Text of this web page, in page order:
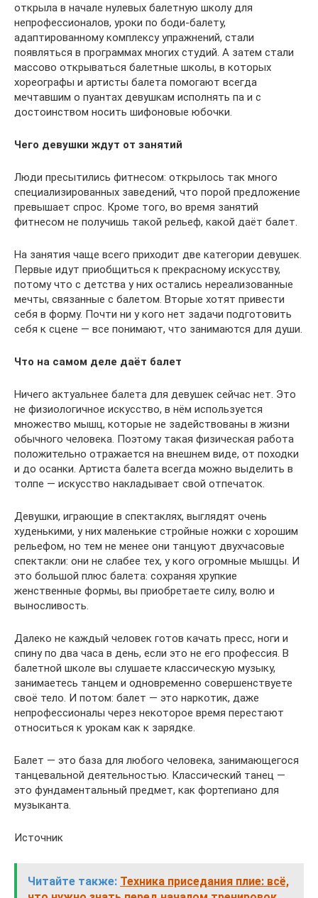
открыла в начале нулевых балетную школу для
непрофессионалов, уроки по боди-балету,
адаптированному комплексу упражнений, стали
появляться в программах многих студий. А затем стали
массово открываться балетные школы, в которых
хореографы и артисты балета помогают всегда
мечтавшим о пуантах девушкам исполнять па и с
достоинством носить шифоновые юбочки.
Чего девушки ждут от занятий
Люди пресытились фитнесом: открылось так много
специализированных заведений, что порой предложение
превышает спрос. Кроме того, во время занятий
фитнесом не получишь такой рельеф, какой даёт балет.
На занятия чаще всего приходит две категории девушек.
Первые идут приобщиться к прекрасному искусству,
потому что с детства у них остались нереализованные
мечты, связанные с балетом. Вторые хотят привести
себя в форму. Почти ни у кого нет задачи подготовить
себя к сцене — все понимают, что занимаются для души.
Что на самом деле даёт балет
Ничего актуальнее балета для девушек сейчас нет. Это
не физиологичное искусство, в нём используется
множество мышц, которые не задействованы в жизни
обычного человека. Поэтому такая физическая работа
положительно отражается на внешнем виде, от походки
и до осанки. Артиста балета всегда можно выделить в
толпе — искусство накладывает свой отпечаток.
Девушки, играющие в спектаклях, выглядят очень
худенькими, у них маленькие стройные ножки с хорошим
рельефом, но тем не менее они танцуют двухчасовые
спектакли: они не слабее тех, у кого огромные мышцы. И
это большой плюс балета: сохраняя хрупкие
женственные формы, вы приобретаете силу, волю и
выносливость.
Далеко не каждый человек готов качать пресс, ноги и
спину по два часа в день, если это не его профессия. В
балетной школе вы слушаете классическую музыку,
занимаетесь танцем и одновременно совершенствуете
своё тело. И потом: балет — это наркотик, даже
непрофессионалы через некоторое время перестают
относиться к урокам как к зарядке.
Балет — это база для любого человека, занимающегося
танцевальной деятельностью. Классический танец —
это фундаментальный предмет, как фортепиано для
музыканта.
Источник
Читайте также: Техника приседания плие: всё,